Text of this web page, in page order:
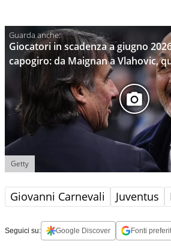
Giocatori in scadenza a giugno
capogiro: da Maignan a Vlahovic,
Getty
Giovanni Carnevali Juventus
Seguici su: Google Discover Fonti